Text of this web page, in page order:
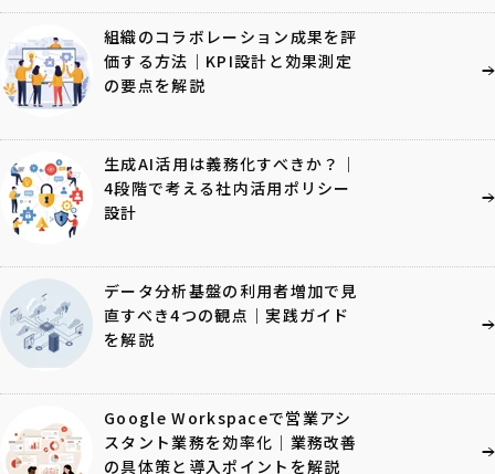
組織のコラボレーション成果を評
価する方法｜KPI設計と効果測定
の要点を解説
生成AI活用は義務化すべきか？｜
4段階で考える社内活用ポリシー
設計
データ分析基盤の利用者増加で見
直すべき4つの観点｜実践ガイド
を解説
Google Workspaceで営業アシ
スタント業務を効率化｜業務改善
の具体策と導入ポイントを解説